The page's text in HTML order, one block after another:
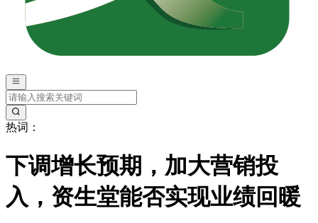
热词：
下调增长预期，加大营销投
入，资生堂能否实现业绩回暖